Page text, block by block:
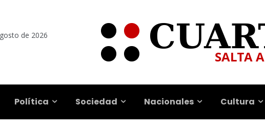
de 2026
Política Sociedad Nacionales Cultura